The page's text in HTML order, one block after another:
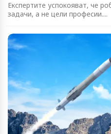
Експертите успокояват, че
задачи, а не цели професии....